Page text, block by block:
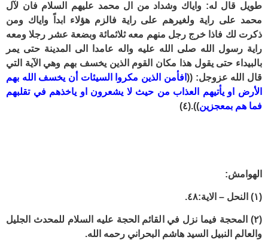
طويل قال له: واياك وشداد من ال محمد عليهم السلام فان لآل
محمد على راية ولغيرهم على راية فالزم هؤلاء ابداً واياك ومن
ذكرت لك فاذا خرج رجل منهم معه ثلاثمائة وبضعة عشر رجلا ومعه
راية رسول الله صلى الله عليه واله عامدا الى المدينة حتى يمر
بالبيداء حتى يقول هذا مكان القوم الذين يخسف بهم وهي الآية التي
قال الله عزوجل: (( افأمن الذين مكروا السيئات أن يخسف الله بهم
الأرض او يأتيهم العذاب من حيث لا يشعرون او ياخذهم في تقلبهم
فما هم بمعجزين)).(٤)
الهوامش:
(١) النحل – الاية:٤٨.
(٢) المحجة فيما نزل في القائم الحجة عليه السلام للمحدث الجليل
والعالم النبيل السيد هاشم البحراني رحمه الله.